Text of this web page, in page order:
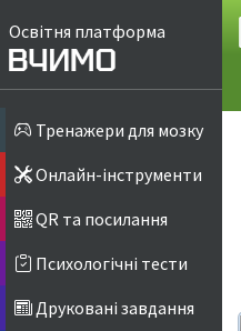
Освітня платформа
Тренажери для мозку
Онлайн-інструменти
QR та посилання
Психологічні тести
Друковані завдання